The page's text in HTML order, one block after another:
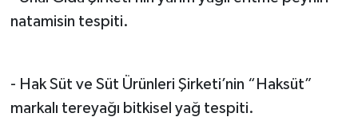
natamisin tespiti.
- Hak Süt ve Süt Ürünleri Şirketi’nin “Haksüt”
markalı tereyağı bitkisel yağ tespiti.